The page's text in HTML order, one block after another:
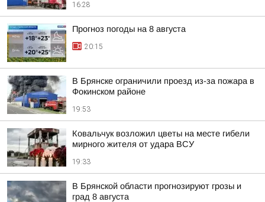
16:28
Прогноз погоды на 8 августа
20:15
В Брянске ограничили проезд из-за пожара в
Фокинском районе
19:53
Ковальчук возложил цветы на месте гибели
мирного жителя от удара ВСУ
19:33
В Брянской области прогнозируют грозы и
град 8 августа